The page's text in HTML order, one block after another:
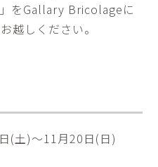
をGallary Bricolageに
越しください。
(土)～11月20日(日)